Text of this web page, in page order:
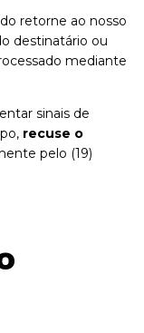
retorne ao nosso
destinatário ou
mediante
sinais de
recuse o
pelo (19)